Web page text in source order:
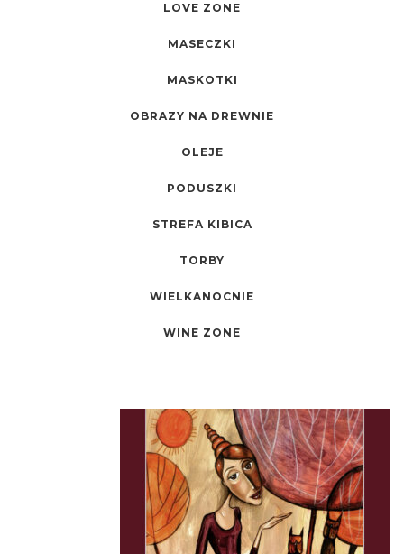
LOVE ZONE
MASECZKI
MASKOTKI
OBRAZY NA DREWNIE
OLEJE
PODUSZKI
STREFA KIBICA
TORBY
WIELKANOCNIE
WINE ZONE